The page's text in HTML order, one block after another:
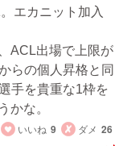
エカニット加入
ACL出場で上限が
らの個人昇格と同
手を貴重な1枠を
かな。
いいね 9 ダメ 26